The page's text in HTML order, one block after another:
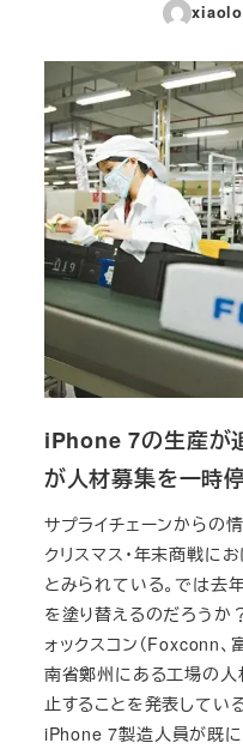
iPhone 7の生産が
が人材募集を一時
サプライチェーンからの
クリスマス・年末商戦に
とみられている。では
を塗り替えるのだろう
ォックスコン（Foxconn
南省鄭州にある工場の人
止することを発表してい
iPhone 7製造人員が既に